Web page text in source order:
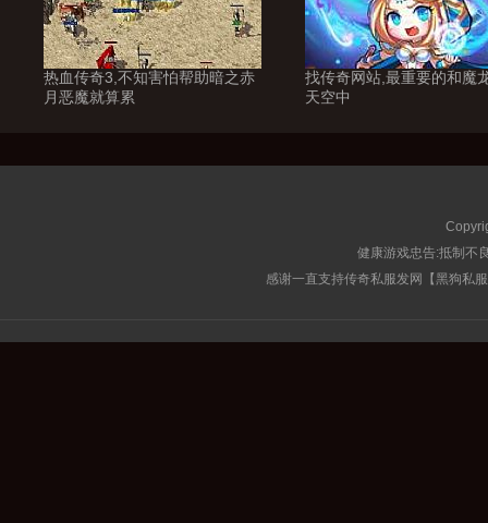
热血传奇3,不知害怕帮助暗之赤
月恶魔就算累
找传奇网站,最重要的和魔
天空中
健康游戏忠告:抵制不
感谢一直支持传奇私服发网【黑狗私